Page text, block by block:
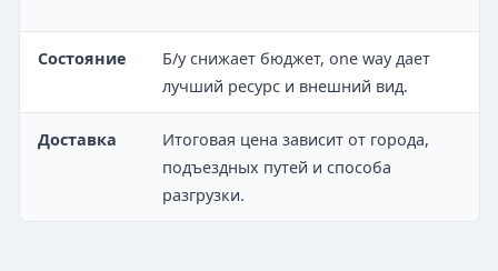
Состояние
Б/у снижает бюджет, one way дает
лучший ресурс и внешний вид.
Доставка
Итоговая цена зависит от города,
подъездных путей и способа
разгрузки.